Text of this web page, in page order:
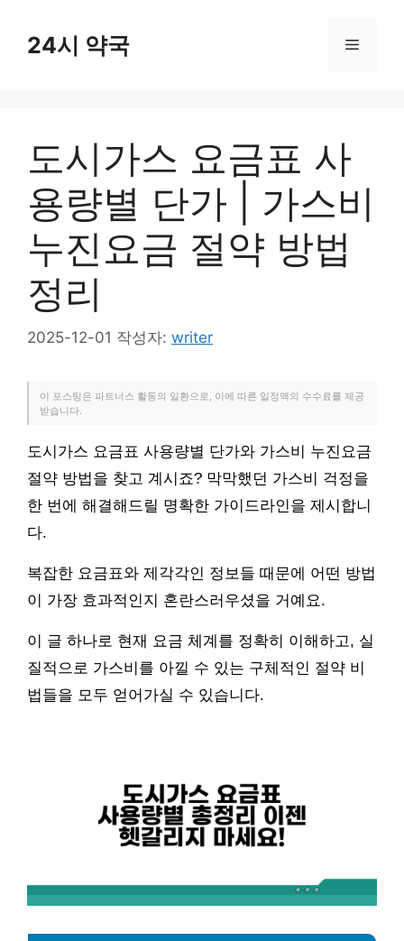
24시 약국 메
도시가스 요금표 사
용량별 단가 | 가스비
누진요금 절약 방법
정리
2025-12-01 작성자: writer
이 포스팅은 파트너스 활동의 일환으로, 이에 따른 일정액의 수수료를 제공
받습니다.
도시가스 요금표 사용량별 단가와 가스비 누진요금
절약 방법을 찾고 계시죠? 막막했던 가스비 걱정을
한 번에 해결해드릴 명확한 가이드라인을 제시합니
다.
복잡한 요금표와 제각각인 정보들 때문에 어떤 방법
이 가장 효과적인지 혼란스러우셨을 거예요.
이 글 하나로 현재 요금 체계를 정확히 이해하고, 실
질적으로 가스비를 아낄 수 있는 구체적인 절약 비
법들을 모두 얻어가실 수 있습니다.